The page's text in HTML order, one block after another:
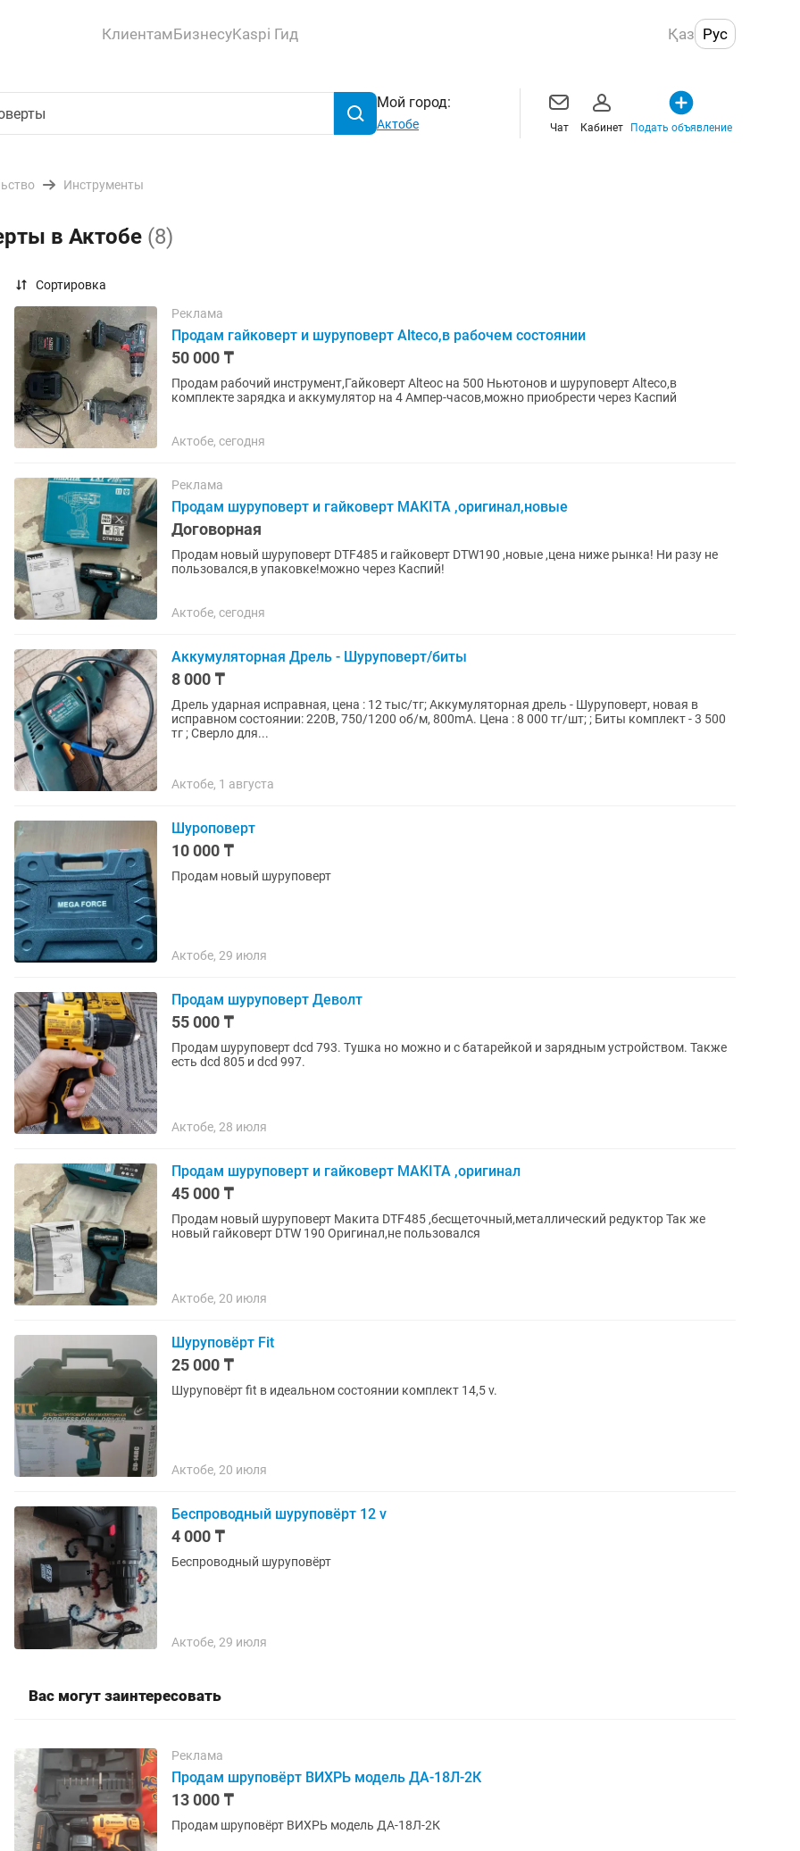
КлиентамБизнесуKaspi Гид Қаз Рус
Мой город:
Актобе Чат Кабинет Подать объявление
Инструменты
в Актобе (8)
Сортировка
Реклама
Продам гайковерт и шуруповерт Alteco,в рабочем состоянии
50 000 ₸
Продам рабочий инструмент,Гайковерт Alteoc на 500 Ньютонов и шуруповерт Alteco,в
комплекте зарядка и аккумулятор на 4 Ампер-часов,можно приобрести через Каспий
Актобе, сегодня
Реклама
Продам шуруповерт и гайковерт MAKITA ,оригинал,новые
Договорная
Продам новый шуруповерт DTF485 и гайковерт DTW190 ,новые ,цена ниже рынка! Ни разу не
пользовался,в упаковке!можно через Каспий!
Актобе, сегодня
Аккумуляторная Дрель - Шуруповерт/биты
8 000 ₸
Дрель ударная исправная, цена : 12 тыс/тг; Аккумуляторная дрель - Шуруповерт, новая в
исправном состоянии: 220В, 750/1200 об/м, 800mA. Цена : 8 000 тг/шт; ; Биты комплект - 3 500
тг ; Сверло для...
Актобе, 1 августа
Шуроповерт
10 000 ₸
Продам новый шуруповерт
Актобе, 29 июля
Продам шуруповерт Деволт
55 000 ₸
Продам шуруповерт dcd 793. Тушка но можно и с батарейкой и зарядным устройством. Также
есть dcd 805 и dcd 997.
Актобе, 28 июля
Продам шуруповерт и гайковерт MAKITA ,оригинал
45 000 ₸
Продам новый шуруповерт Макита DTF485 ,бесщеточный,металлический редуктор Так же
новый гайковерт DTW 190 Оригинал,не пользовался
Актобе, 20 июля
Шуруповёрт Fit
25 000 ₸
Шуруповёрт fit в идеальном состоянии комплект 14,5 v.
Актобе, 20 июля
Беспроводный шуруповёрт 12 v
4 000 ₸
Беспроводный шуруповёрт
Актобе, 29 июля
Вас могут заинтересовать
Реклама
Продам шруповёрт ВИХРЬ модель ДА-18Л-2К
13 000 ₸
Продам шруповёрт ВИХРЬ модель ДА-18Л-2К